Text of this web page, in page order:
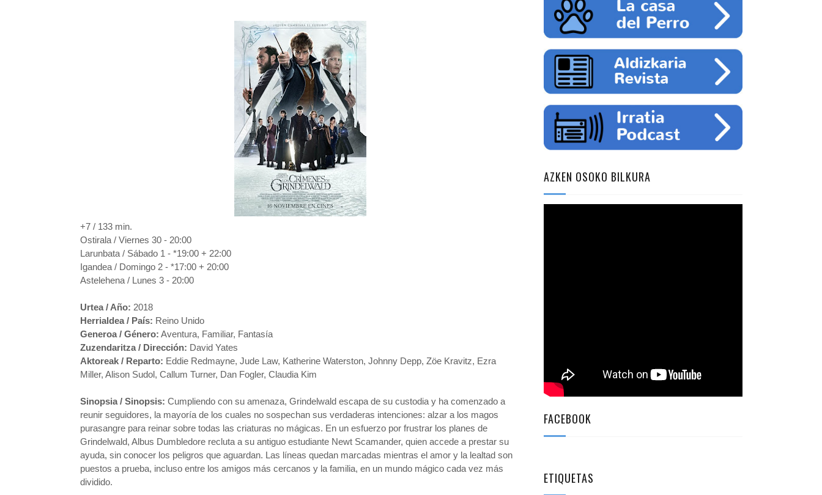
+7 / 133 min.
Ostirala / Viernes 30 - 20:00
Larunbata / Sábado 1 - *19:00 + 22:00
Igandea / Domingo 2 - *17:00 + 20:00
Astelehena / Lunes 3 - 20:00
Urtea / Año: 2018
Herrialdea / País: Reino Unido
Generoa / Género: Aventura, Familiar, Fantasía
Zuzendaritza / Dirección: David Yates
Aktoreak / Reparto: Eddie Redmayne, Jude Law, Katherine Waterston, Johnny Depp, Zöe Kravitz, Ezra
Miller, Alison Sudol, Callum Turner, Dan Fogler, Claudia Kim
Sinopsia / Sinopsis: Cumpliendo con su amenaza, Grindelwald escapa de su custodia y ha comenzado a
reunir seguidores, la mayoría de los cuales no sospechan sus verdaderas intenciones: alzar a los magos
purasangre para reinar sobre todas las criaturas no mágicas. En un esfuerzo por frustrar los planes de
Grindelwald, Albus Dumbledore recluta a su antiguo estudiante Newt Scamander, quien accede a prestar su
ayuda, sin conocer los peligros que aguardan. Las líneas quedan marcadas mientras el amor y la lealtad son
puestos a prueba, incluso entre los amigos más cercanos y la familia, en un mundo mágico cada vez más
dividido.
AZKEN OSOKO BILKURA
FACEBOOK
ETIQUETAS